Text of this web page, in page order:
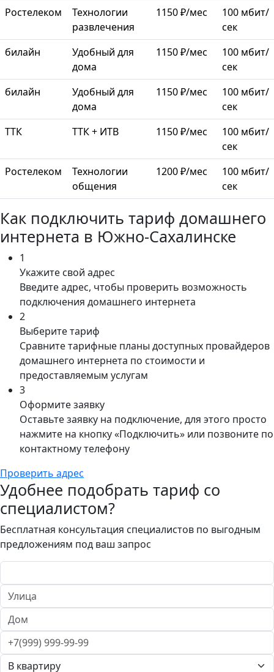
Ростелеком
Технологии
развлечения
1150 ₽/мес
100 мбит/
сек
билайн
Удобный для
дома
1150 ₽/мес
100 мбит/
сек
билайн
Удобный для
дома
1150 ₽/мес
100 мбит/
сек
ТТК
ТТК + ИТВ 1150 ₽/мес
100 мбит/
сек
Ростелеком
Технологии
общения
1200 ₽/мес
100 мбит/
сек
Как подключить тариф домашнего
интернета в Южно-Сахалинске
1
Укажите свой адрес
Введите адрес, чтобы проверить возможность
подключения домашнего интернета
2
Выберите тариф
Сравните тарифные планы доступных провайдеров
домашнего интернета по стоимости и
предоставляемым услугам
3
Оформите заявку
Оставьте заявку на подключение, для этого просто
нажмите на кнопку «Подключить» или позвоните по
контактному телефону
Проверить адрес
Удобнее подобрать тариф со
специалистом?
Бесплатная консультация специалистов по выгодным
предложениям под ваш запрос